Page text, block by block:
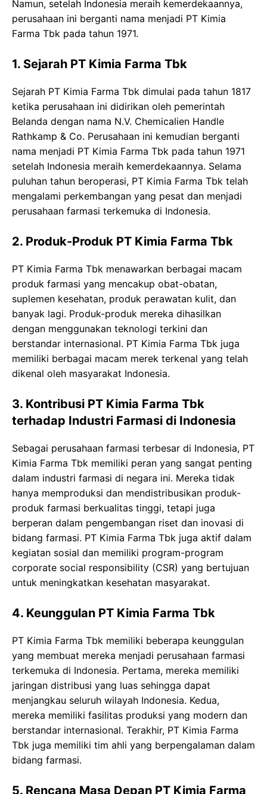
Namun, setelah Indonesia meraih kemerdekaannya,
perusahaan ini berganti nama menjadi PT Kimia
Farma Tbk pada tahun 1971.
1. Sejarah PT Kimia Farma Tbk
Sejarah PT Kimia Farma Tbk dimulai pada tahun 1817
ketika perusahaan ini didirikan oleh pemerintah
Belanda dengan nama N.V. Chemicalien Handle
Rathkamp & Co. Perusahaan ini kemudian berganti
nama menjadi PT Kimia Farma Tbk pada tahun 1971
setelah Indonesia meraih kemerdekaannya. Selama
puluhan tahun beroperasi, PT Kimia Farma Tbk telah
mengalami perkembangan yang pesat dan menjadi
perusahaan farmasi terkemuka di Indonesia.
2. Produk-Produk PT Kimia Farma Tbk
PT Kimia Farma Tbk menawarkan berbagai macam
produk farmasi yang mencakup obat-obatan,
suplemen kesehatan, produk perawatan kulit, dan
banyak lagi. Produk-produk mereka dihasilkan
dengan menggunakan teknologi terkini dan
berstandar internasional. PT Kimia Farma Tbk juga
memiliki berbagai macam merek terkenal yang telah
dikenal oleh masyarakat Indonesia.
3. Kontribusi PT Kimia Farma Tbk
terhadap Industri Farmasi di Indonesia
Sebagai perusahaan farmasi terbesar di Indonesia, PT
Kimia Farma Tbk memiliki peran yang sangat penting
dalam industri farmasi di negara ini. Mereka tidak
hanya memproduksi dan mendistribusikan produk-
produk farmasi berkualitas tinggi, tetapi juga
berperan dalam pengembangan riset dan inovasi di
bidang farmasi. PT Kimia Farma Tbk juga aktif dalam
kegiatan sosial dan memiliki program-program
corporate social responsibility (CSR) yang bertujuan
untuk meningkatkan kesehatan masyarakat.
4. Keunggulan PT Kimia Farma Tbk
PT Kimia Farma Tbk memiliki beberapa keunggulan
yang membuat mereka menjadi perusahaan farmasi
terkemuka di Indonesia. Pertama, mereka memiliki
jaringan distribusi yang luas sehingga dapat
menjangkau seluruh wilayah Indonesia. Kedua,
mereka memiliki fasilitas produksi yang modern dan
berstandar internasional. Terakhir, PT Kimia Farma
Tbk juga memiliki tim ahli yang berpengalaman dalam
bidang farmasi.
5. Rencana Masa Depan PT Kimia Farma